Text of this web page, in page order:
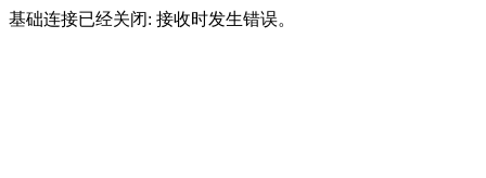
基础连接已经关闭: 接收时发生错误。